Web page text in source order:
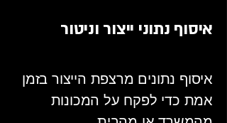
איסוף נתוני ייצור וניטור
אמת כדי לפקח על המכונות